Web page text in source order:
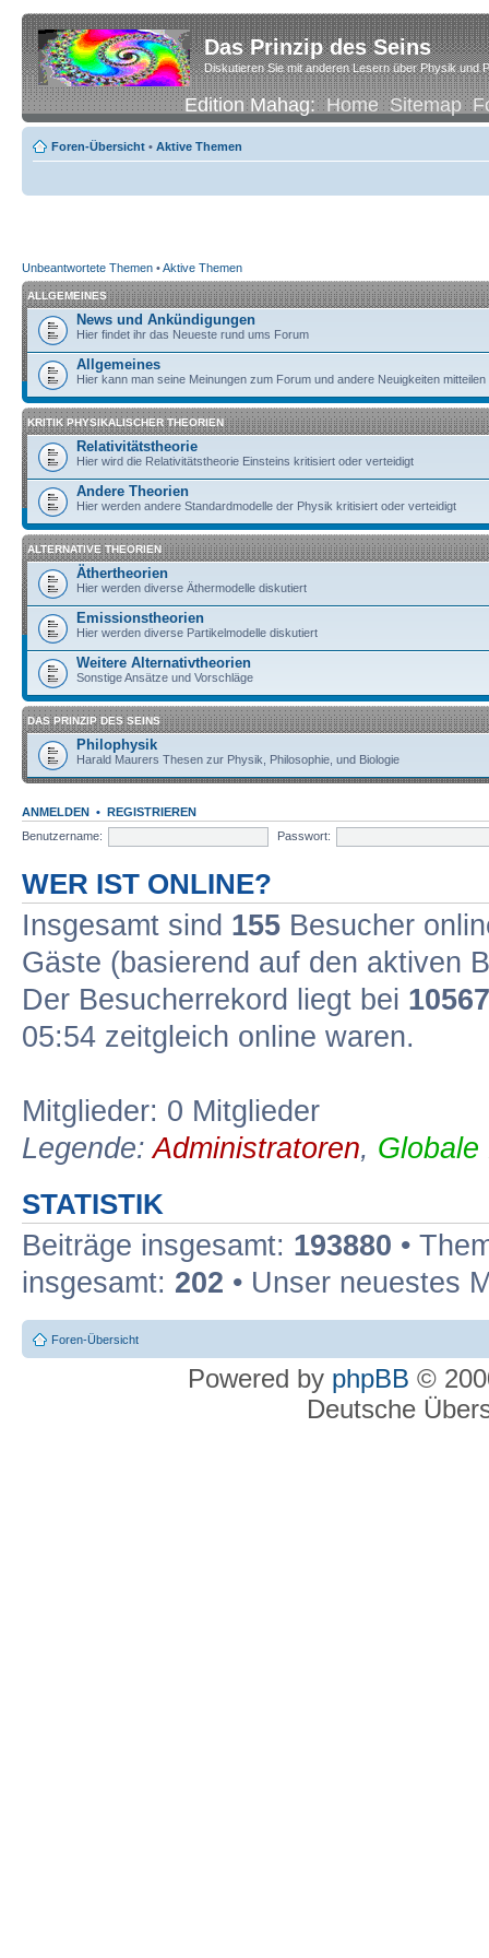
Das Prinzip des Seins
Diskutieren Sie mit anderen Lesern über Physik und
Edition Mahag:Home Sitemap
Foren-Übersicht • Aktive Themen
Unbeantwortete Themen •Aktive Themen
ALLGEMEINES
News und Ankündigungen
Hier findet ihr das Neueste rund ums Forum
Allgemeines
Hier kann man seine Meinungen zum Forum und andere Neuigkeiten mitteilen
KRITIK PHYSIKALISCHER THEORIEN
Relativitätstheorie
Hier wird die Relativitätstheorie Einsteins kritisiert oder verteidigt
Andere Theorien
Hier werden andere Standardmodelle der Physik kritisiert oder verteidigt
ALTERNATIVE THEORIEN
Äthertheorien
Hier werden diverse Äthermodelle diskutiert
Emissionstheorien
Hier werden diverse Partikelmodelle diskutiert
Weitere Alternativtheorien
Sonstige Ansätze und Vorschläge
DAS PRINZIP DES SEINS
Philophysik
Harald Maurers Thesen zur Physik, Philosophie, und Biologie
ANMELDEN • REGISTRIEREN
Benutzername:
Passwort:
WER IST ONLINE?
Insgesamt sind 155 Besucher
Gäste (basierend auf den aktiven
Der Besucherrekord liegt bei 10567
05:54 zeitgleich online waren.
Mitglieder: 0 Mitglieder
Legende:Administratoren, Globale
STATISTIK
Beiträge insgesamt: 193880 •
insgesamt: 202 • Unser neuestes
Foren-Übersicht
Powered by phpBB ©
Deutsche